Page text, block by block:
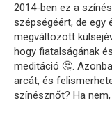
2014-ben ez a
szépségéért, de egy
megváltozott
hogy fiatalságának
meditáció 🤔.
arcát, és
színésznőt? Ha